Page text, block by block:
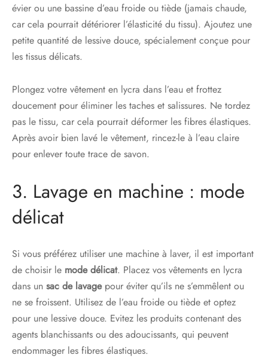
évier ou une bassine d’eau froide ou tiède (jamais chaude,
car cela pourrait détériorer l’élasticité du tissu). Ajoutez une
petite quantité de lessive douce, spécialement conçue pour
les tissus délicats.
Plongez votre vêtement en lycra dans l’eau et frottez
doucement pour éliminer les taches et salissures. Ne tordez
pas le tissu, car cela pourrait déformer les fibres élastiques.
Après avoir bien lavé le vêtement, rincez-le à l’eau claire
pour enlever toute trace de savon.
3. Lavage en machine : mode
délicat
Si vous préférez utiliser une machine à laver, il est important
de choisir le mode délicat. Placez vos vêtements en lycra
dans un sac de lavagepour éviter qu’ils ne s’emmêlent ou
ne se froissent. Utilisez de l’eau froide ou tiède et optez
pour une lessive douce. Evitez les produits contenant des
agents blanchissants ou des adoucissants, qui peuvent
endommager les fibres élastiques.